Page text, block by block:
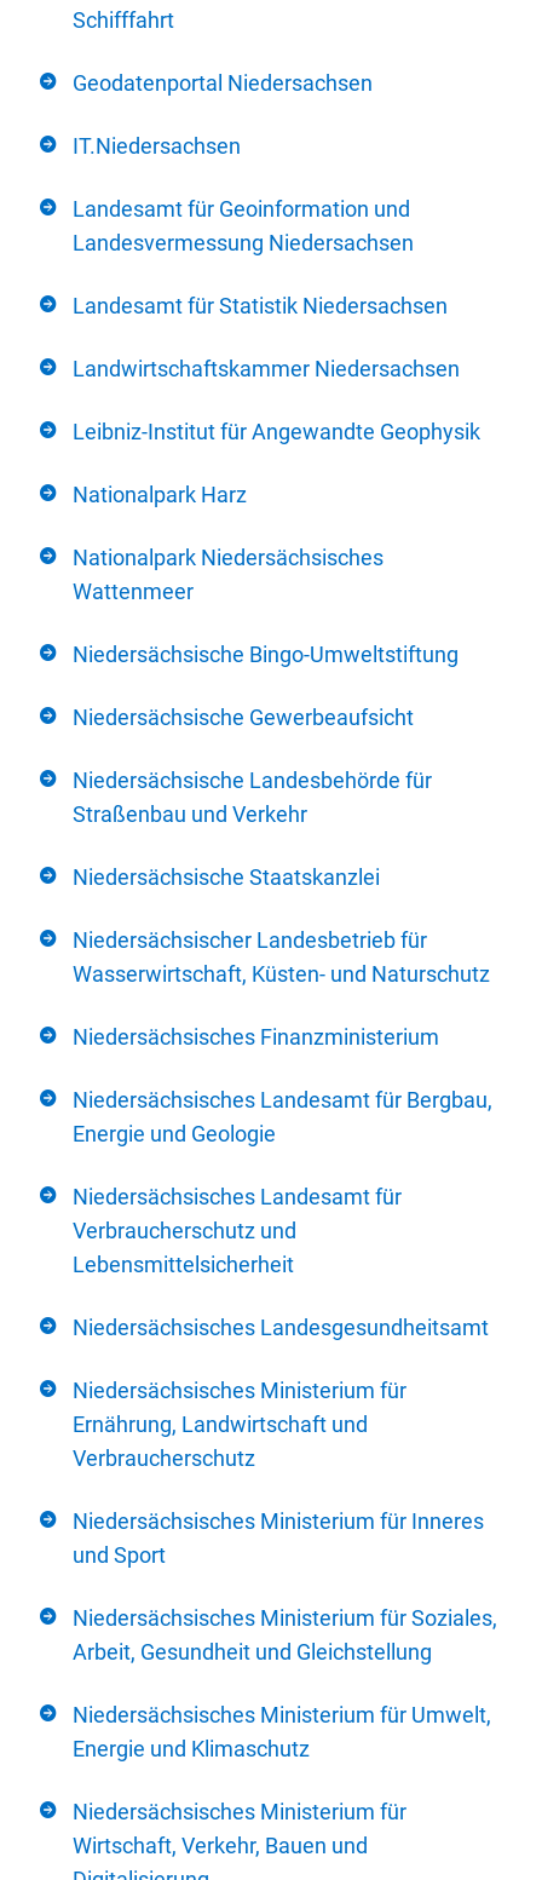
Schifffahrt
Geodatenportal Niedersachsen
IT.Niedersachsen
Landesamt für Geoinformation und
Landesvermessung Niedersachsen
Landesamt für Statistik Niedersachsen
Landwirtschaftskammer Niedersachsen
Leibniz-Institut für Angewandte Geophysik
Nationalpark Harz
Nationalpark Niedersächsisches
Wattenmeer
Niedersächsische Bingo-Umweltstiftung
Niedersächsische Gewerbeaufsicht
Niedersächsische Landesbehörde für
Straßenbau und Verkehr
Niedersächsische Staatskanzlei
Niedersächsischer Landesbetrieb für
Wasserwirtschaft, Küsten- und Naturschutz
Niedersächsisches Finanzministerium
Niedersächsisches Landesamt für Bergbau,
Energie und Geologie
Niedersächsisches Landesamt für
Verbraucherschutz und
Lebensmittelsicherheit
Niedersächsisches Landesgesundheitsamt
Niedersächsisches Ministerium für
Ernährung, Landwirtschaft und
Verbraucherschutz
Niedersächsisches Ministerium für Inneres
und Sport
Niedersächsisches Ministerium für Soziales,
Arbeit, Gesundheit und Gleichstellung
Niedersächsisches Ministerium für Umwelt,
Energie und Klimaschutz
Niedersächsisches Ministerium für
Wirtschaft, Verkehr, Bauen und